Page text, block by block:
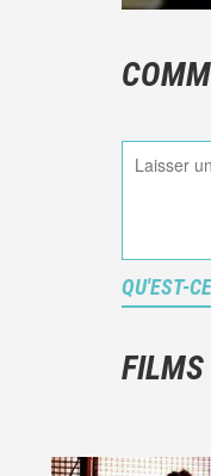
QU'EST-
FILMS